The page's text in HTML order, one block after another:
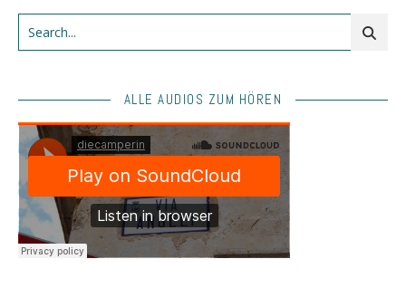
ALLE AUDIOS ZUM HÖREN